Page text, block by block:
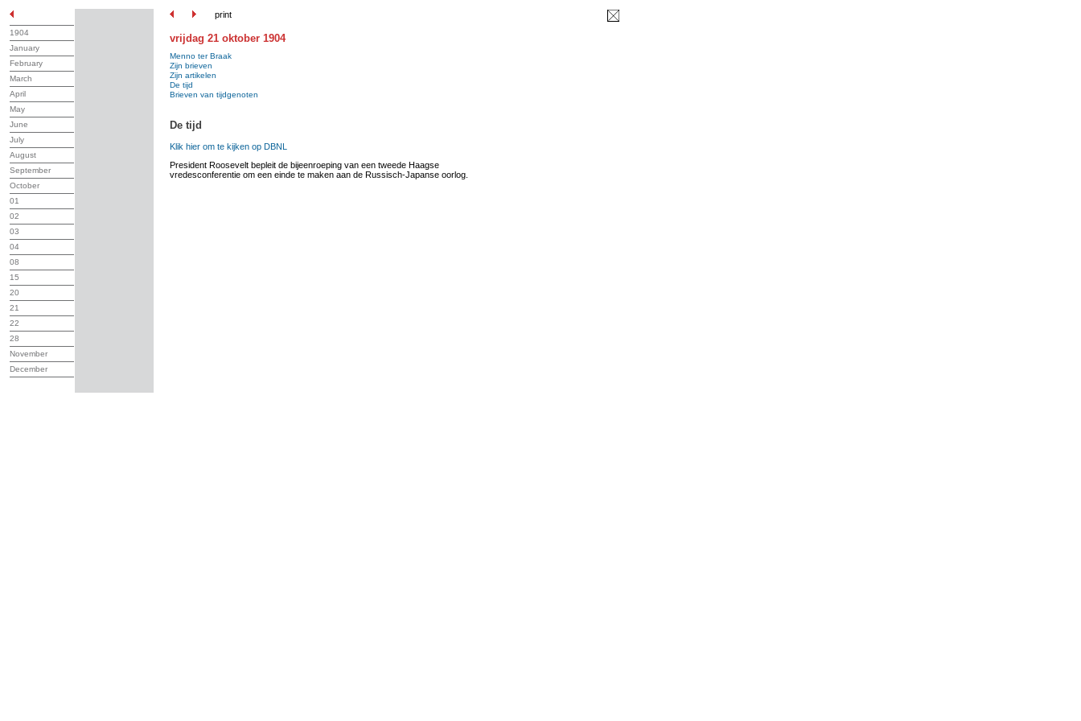
print
1904
January
February
March
April
May
June
July
August
September
October
01
02
03
04
08
15
20
21
22
28
November
December
vrijdag 21 oktober 1904
Menno ter Braak
Zijn brieven
Zijn artikelen
De tijd
Brieven van tijdgenoten
De tijd
Klik hier om te kijken op DBNL
President Roosevelt bepleit de bijeenroeping van een tweede Haagse
vredesconferentie om een einde te maken aan de Russisch-Japanse oorlog.